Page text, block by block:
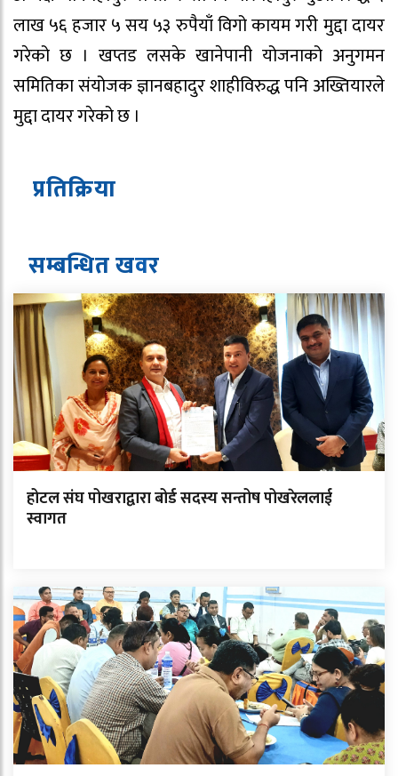
लाख ५६ हजार ५ सय ५३ रुपैयाँ विगो कायम गरी मुद्दा दायर
गरेको छ । खप्तड लसके खानेपानी योजनाको अनुगमन
समितिका संयोजक ज्ञानबहादुर शाहीविरुद्ध पनि अख्तियारले
मुद्दा दायर गरेको छ ।
प्रतिक्रिया
सम्बन्धित खवर
होटल संघ पोखराद्वारा बोर्ड सदस्य सन्तोष पोखरेललाई
स्वागत